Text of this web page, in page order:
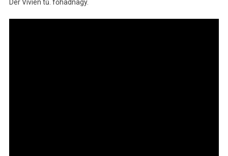
Dér Vivien tű. főhadnagy.